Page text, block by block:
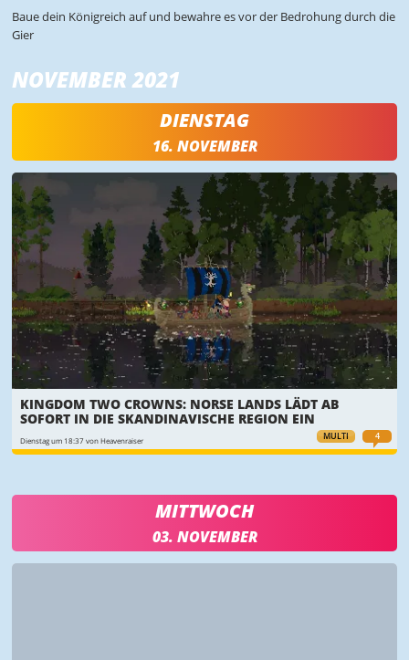
Baue dein Königreich auf und bewahre es vor der Bedrohung durch die
Gier
NOVEMBER 2021
DIENSTAG
16. NOVEMBER
MULTI 4
KINGDOM TWO CROWNS: NORSE LANDS LÄDT AB
SOFORT IN DIE SKANDINAVISCHE REGION EIN
Dienstag um 18:37 von Heavenraiser
MITTWOCH
03. NOVEMBER